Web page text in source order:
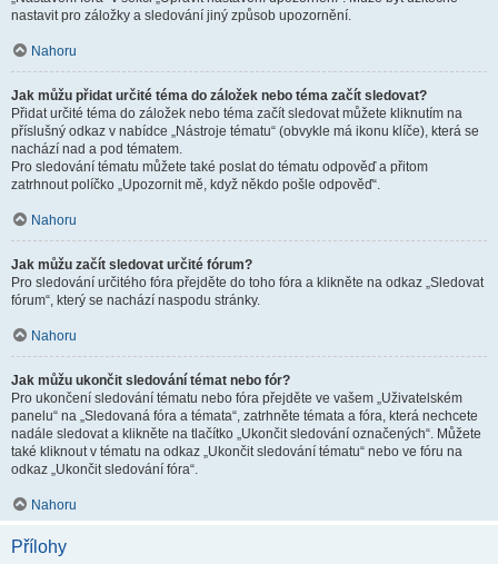
nastavit pro záložky a sledování jiný způsob upozornění.
Nahoru
Jak můžu přidat určité téma do záložek nebo téma začít sledovat?
Přidat určité téma do záložek nebo téma začít sledovat můžete kliknutím na
příslušný odkaz v nabídce „Nástroje tématu“ (obvykle má ikonu klíče), která se
nachází nad a pod tématem.
Pro sledování tématu můžete také poslat do tématu odpověď a přitom
zatrhnout políčko „Upozornit mě, když někdo pošle odpověď“.
Nahoru
Jak můžu začít sledovat určité fórum?
Pro sledování určitého fóra přejděte do toho fóra a klikněte na odkaz „Sledovat
fórum“, který se nachází naspodu stránky.
Nahoru
Jak můžu ukončit sledování témat nebo fór?
Pro ukončení sledování tématu nebo fóra přejděte ve vašem „Uživatelském
panelu“ na „Sledovaná fóra a témata“, zatrhněte témata a fóra, která nechcete
nadále sledovat a klikněte na tlačítko „Ukončit sledování označených“. Můžete
také kliknout v tématu na odkaz „Ukončit sledování tématu“ nebo ve fóru na
odkaz „Ukončit sledování fóra“.
Nahoru
Přílohy